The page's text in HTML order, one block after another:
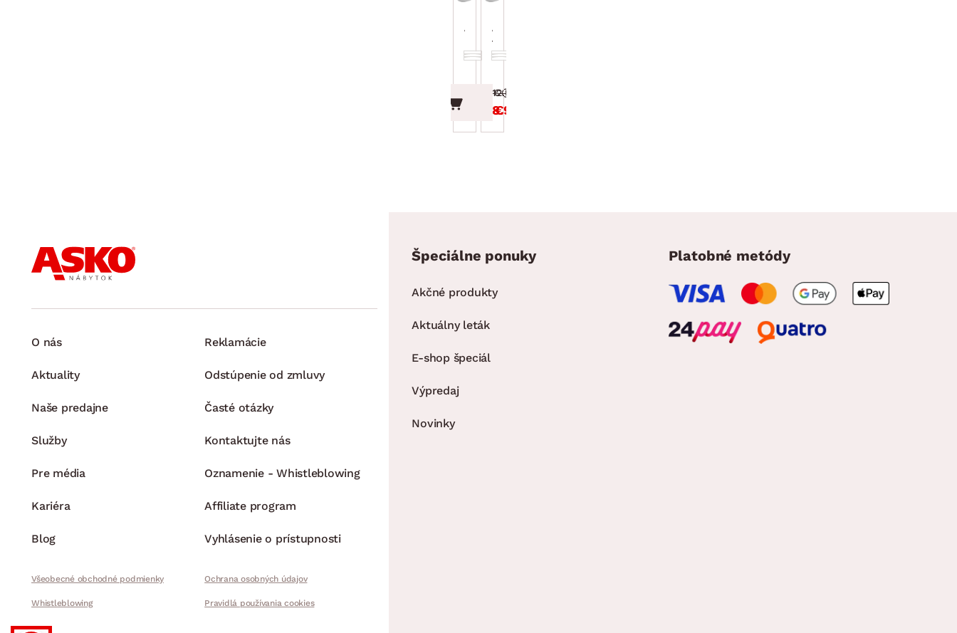
Albula 6 l, biela
8.99 €
12.99 €
Albula 6 l,
terakota
8.99 €
12.99 €
O nás
Aktuality
Naše predajne
Služby
Pre média
Kariéra
Blog
Reklamácie
Odstúpenie od zmluvy
Časté otázky
Kontaktujte nás
Oznamenie - Whistleblowing
Affiliate program
Vyhlásenie o prístupnosti
Všeobecné obchodné podmienky Ochrana osobných údajov
Whistleblowing Pravidlá používania cookies
Špeciálne ponuky
Akčné produkty
Aktuálny leták
E-shop špeciál
Výpredaj
Novinky
Platobné metódy